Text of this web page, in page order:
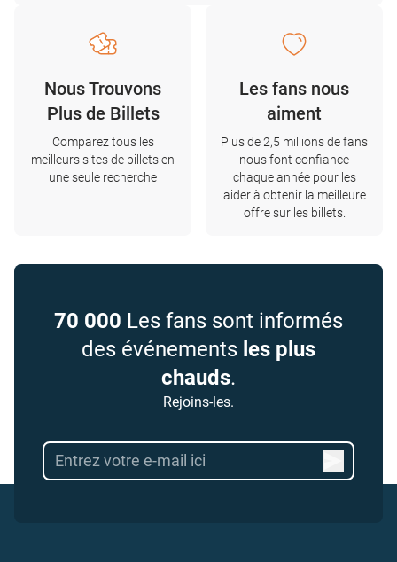
Nous Trouvons
Plus de Billets
Comparez tous les
meilleurs sites de billets en
une seule recherche
Les fans nous
aiment
Plus de 2,5 millions de fans
nous font confiance
chaque année pour les
aider à obtenir la meilleure
offre sur les billets.
70 000 Les fans sont informés
des événements les plus
chauds.
Rejoins-les.